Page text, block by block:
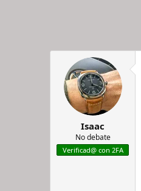
Isaac
No debate
Verificad@ con 2FA